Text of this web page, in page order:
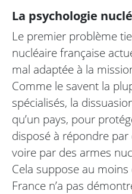
La psychologie
Le premier problème
nucléaire française
mal adaptée à la
Comme le savent la
spécialisés, la
qu’un pays, pour
disposé à répondre
voire par des armes
Cela suppose au
France n’a pas